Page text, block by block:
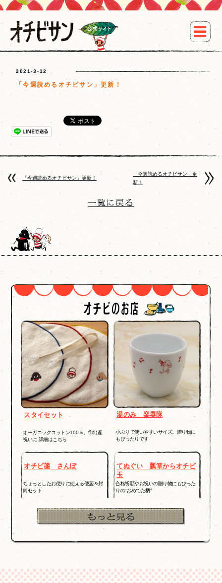
2021-3-12
「今週読めるオチビサン」更新！
「今週読めるオチビサン」更新！
「今週読めるオチビサン」更
新！
スタイセット
オーガニックコットン100％。御出産
祝いに 詳細はこちら
湯のみ 楽器隊
小ぶりで使いやすいサイズ。贈り物に
もぴったりです
オチビ箋 さんぽ
ちょっとしたお便りに使える便箋＆封
筒セット
てぬぐい 瓢箪からオチビ
玉
合格祈願やお祝いの贈り物にもぴった
りの“おめでた柄”